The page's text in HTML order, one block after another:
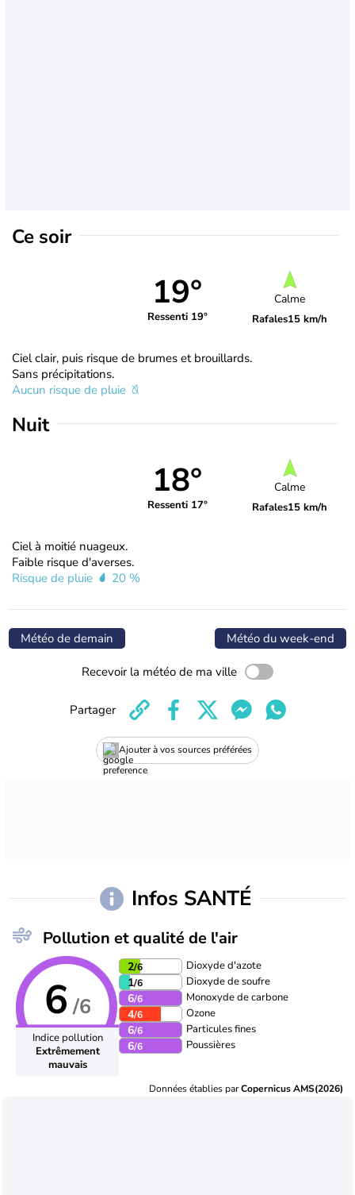
Ce soir
19°
Ressenti 19°
Calme
Rafales15 km/h
Ciel clair, puis risque de brumes et brouillards.
Sans précipitations.
Aucun risque de pluie
Nuit
18°
Ressenti 17°
Calme
Rafales15 km/h
Ciel à moitié nuageux.
Faible risque d'averses.
Risque de pluie
20 %
Météo de demain Météo du week-end
Recevoir la météo de ma ville
Ajouter à vos sources préférées
Partager
Infos SANTÉ
Pollution et qualité de l'air
6 /6
Indice pollution
Extrêmement
mauvais
2/6 Dioxyde d'azote
1/6 Dioxyde de soufre
6/6 Monoxyde de carbone
4/6 Ozone
6/6 Particules fines
6/6 Poussières
Données établies parCopernicus AMS(2026)